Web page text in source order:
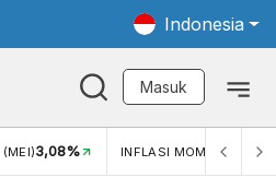
Indonesia
Masuk
(MEI)3,08% INFLASI MOM (MEI)